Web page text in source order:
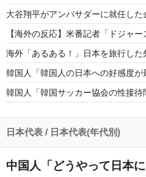
大谷翔平がアンバサダーに就任し
【海外の反応】米番記者「ドジャ
海外「あるある！」日本を旅行し
韓国人「韓国人の日本への好感度が
韓国人「韓国サッカー協会の性接
海外「絶対行きたくない国は？」
日本代表 / 日本代表(年代別)
中国人「どうやって日本